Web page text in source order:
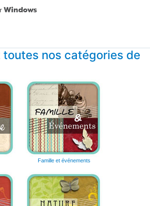
toutes nos catégories de
Famille et événements